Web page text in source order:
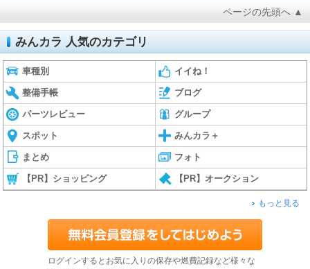
ページの先頭へ ▲
みんカラ 人気のカテゴリ
車種別 イイね！
整備手帳 ブログ
パーツレビュー グループ
スポット みんカラ＋
まとめ フォト
【PR】ショッピング 【PR】オークション
もっと見る
ログインするとお気に入りの保存や燃費記録など様々な